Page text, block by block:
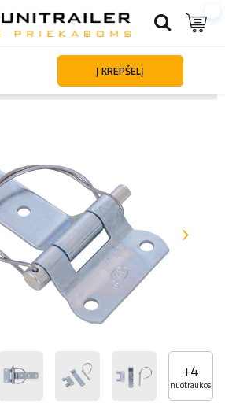
Priekabų dalys ir priedai Priekabų tvirtinimo
+4
nuotraukos
Į KREPŠELĮ